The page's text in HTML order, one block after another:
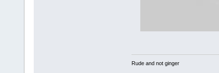
Rude and not ginger